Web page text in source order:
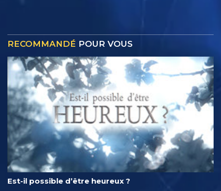
RECOMMANDÉ POUR VOUS
Est-il possible d’être heureux ?